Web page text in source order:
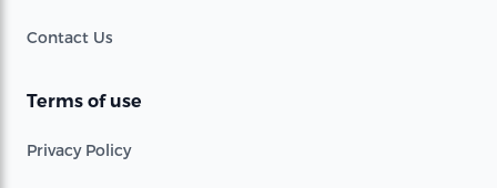
Contact Us
Terms of use
Privacy Policy